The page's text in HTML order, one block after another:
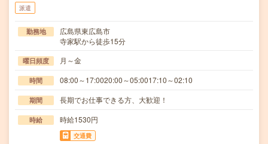
派遣
勤務地
広島県東広島市
寺家駅から徒歩15分
曜日頻度 月～金
時間 08:00～17:0020:00～05:0017:10～02:10
期間 長期でお仕事できる方、大歓迎！
時給 時給1530円
交通費